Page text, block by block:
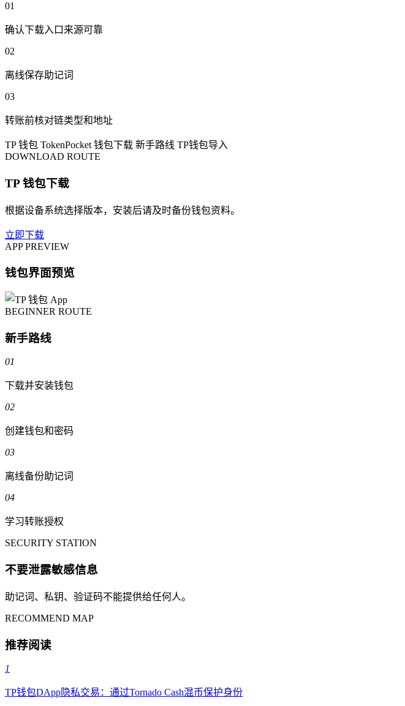
01
确认下载入口来源可靠
02
离线保存助记词
03
转账前核对链类型和地址
TP 钱包 TokenPocket 钱包下载 新手路线 TP钱包导入
DOWNLOAD ROUTE
TP 钱包下载
根据设备系统选择版本，安装后请及时备份钱包资料。
立即下载
APP PREVIEW
钱包界面预览
BEGINNER ROUTE
新手路线
01
下载并安装钱包
02
创建钱包和密码
03
离线备份助记词
04
学习转账授权
SECURITY STATION
不要泄露敏感信息
助记词、私钥、验证码不能提供给任何人。
RECOMMEND MAP
推荐阅读
1
TP钱包DApp隐私交易：通过Tornado Cash混币保护身份